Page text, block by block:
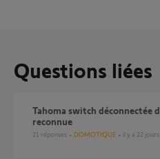
Questions liées
Tahoma switch déconnectée de mon appli et n est plus
reconnue
21 réponses DOMOTIQUE il y a 22 jours